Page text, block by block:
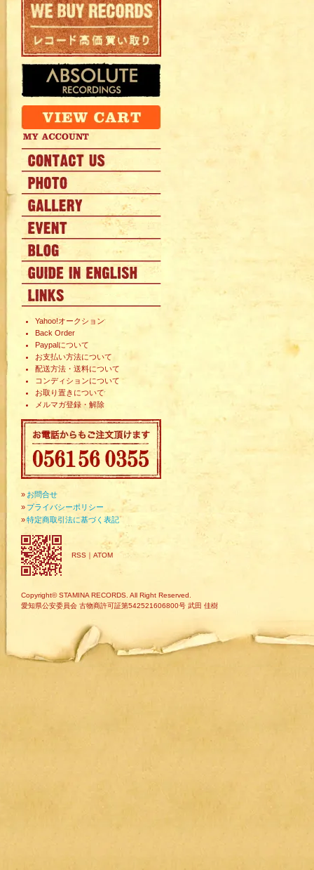
Yahoo!オークション
Back Order
Paypalについて
お支払い方法について
配送方法・送料について
コンディションについて
お取り置きについて
メルマガ登録・解除
» お問合せ
» プライバシーポリシー
»特定商取引法に基づく表記
RSS ｜ ATOM
Copyright© STAMINA RECORDS. All Right Reserved.
愛知県公安委員会 古物商許可証第542521606800号 武田 佳樹